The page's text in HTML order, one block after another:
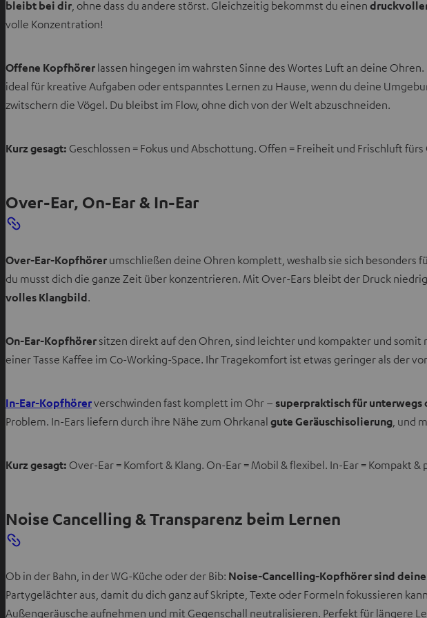
bleibt bei dir, ohne dass du andere störst. Gleichzeitig bekommst du einen
volle Konzentration!
Offene Kopfhörer lassen hingegen im wahrsten Sinne des Wortes Luft an deine
ideal für kreative Aufgaben oder entspanntes Lernen zu Hause, wenn du deine
zwitschern die Vögel. Du bleibst im Flow, ohne dich von der Welt abzuschneiden.
Kurz gesagt: Geschlossen = Fokus und Abschottung. Offen = Freiheit und Frischluft
Over-Ear, On-Ear & In-Ear
Over-Ear-Kopfhörer umschließen deine Ohren komplett, weshalb sie sich besonders
du musst dich die ganze Zeit über konzentrieren. Mit Over-Ears bleibt der Druck
volles Klangbild.
On-Ear-Kopfhörer sitzen direkt auf den Ohren, sind leichter und kompakter und somit
einer Tasse Kaffee im Co-Working-Space. Ihr Tragekomfort ist etwas geringer als der
In-Ear-Kopfhörerverschwinden fast komplett im Ohr – superpraktisch für unterwegs
Problem. In-Ears liefern durch ihre Nähe zum Ohrkanal gute Geräuschisolierung , und
Kurz gesagt: Over-Ear = Komfort & Klang. On-Ear = Mobil & flexibel. In-Ear = Kompakt &
Noise Cancelling & Transparenz beim Lernen
Ob in der Bahn, in der WG-Küche oder der Bib: Noise-Cancelling-Kopfhörer sind
Partygelächter aus, damit du dich ganz auf Skripte, Texte oder Formeln fokussieren
Außengeräusche aufnehmen und mit Gegenschall neutralisieren. Perfekt für längere